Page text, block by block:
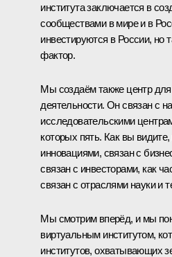
института заключается в
сообществами в мире и в
инвестируются в России,
фактор.
Мы создаём также центр
деятельности. Он связан с
исследовательскими
которых пять. Как вы
инновациями, связан с
связан с инвесторами, как
связан с отраслями науки и
Мы смотрим вперёд, и мы
виртуальным институтом,
институтов, охватывающих